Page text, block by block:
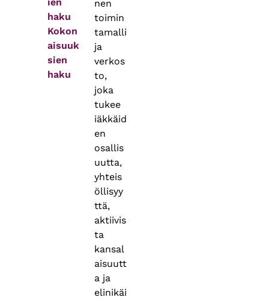
haku
Kokon
aisuuk
sien
haku
nen
toimin
tamalli
ja
verkos
to,
joka
tukee
iäkkäid
en
osallis
uutta,
yhteis
öllisyy
ttä,
aktiivis
ta
kansal
aisuutt
a ja
elinikäi